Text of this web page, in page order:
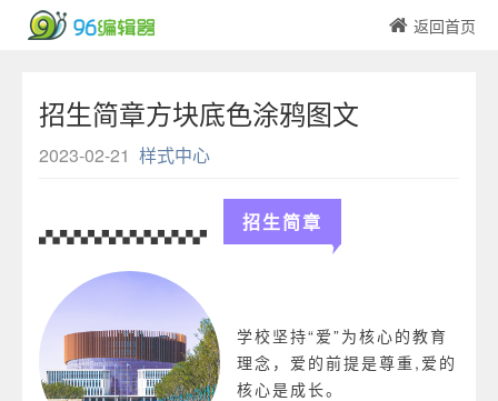
返回首页
招生简章方块底色涂鸦图文
2023-02-21 样式中心
招生简章
学校坚持“爱”为核心的教育
理念，爱的前提是尊重,爱的
核心是成长。